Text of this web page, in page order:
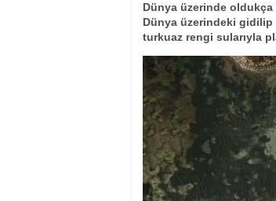
Dünya üzerinde
Dünya üzerindeki
turkuaz rengi sularıyla